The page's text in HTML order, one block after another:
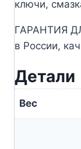
ключи,
ГАРАНТИЯ
в России,
Детали
Вес